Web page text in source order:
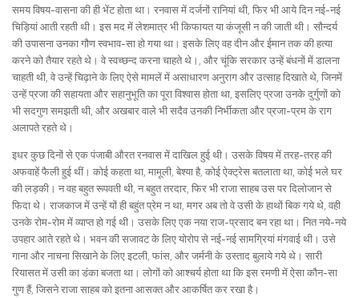
समय विषय-वासना की ही भेंट होता था। रनवास में दर्जनों रानियां थी, फिर भी आये दिन नई-नई
चिड़ियां आती रहती थी। इस मद में लेशमात्र भी किफायत या कंजूसी न की जाती थी। सौन्दर्य
की उपासना उनका गौण स्वभाव-सा हो गया था। इसके लिए वह दीन और ईमान तक की हत्या
करने को तैयार रहते थे। वे स्वच्छन्द करना चाहते थे।, और चूंकि सरकार उन्हें बंधनों में डालना
चाहती थी, वे उन्हें चिढ़ाने के लिए ऐसे मामलें में असाधारण अनुराग और उत्साह दिखाते थे, जिनमें
उन्हें प्रजा की सहायता और सहानुभूति का पूरा विश्वास होता था, इसलिए प्रजा उनके दुर्गुणों को
भी सदगुण समझती थी, और अखबार वाले भी सदैव उनकी निर्भीकता और प्रजा-प्रम के राग
अलापते रहते थे।
इधर कुछ दिनों से एक पंजाबी औरत रनवास में दाखिल हुई थी। उसके विषय में तरह-तरह की
अफवाहें फैली हुई थीं। कोई कहता था, मामूली, बेश्या है, कोई ऐक्ट्रेस बतलाता था, कोई भले घर
की लड़की। न वह बहुत रूपवती थी, न बहुत तरदार, फिर भी राजा साहब उस पर दिलोजान से
फिदा थे। राजकाज में उन्हें यों ही बहुंत प्रेम न था, मगर अब तो वे उसी के हाथों बिक गये थे, वही
उनके रोम-रोम में व्याप्त हो गई थी। उसके लिए एक नया राज-प्रसाद बन रहा था। नित नये-नये
उपहार आते रहते थे। भवन की सजावट के लिए योरोप से नई-नई सामग्रियां मंगवाई थी। उसे
गाना और नाचना सिखाने के लिए इटली, फांस, और जर्मनी के उस्ताद बुलाये गये थे। सारी
रियासत में उसी का डंका बजता था। लोगों को आश्चर्य होता था कि इस रमणी में ऐसा कौन-सा
गुण हैं, जिसने राजा साहब को इतना आसक्त और आकर्षित कर रखा है।